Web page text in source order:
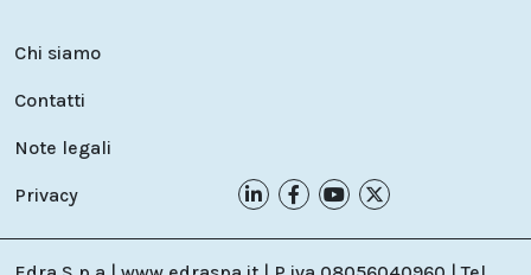
Chi siamo
Contatti
Note legali
Privacy